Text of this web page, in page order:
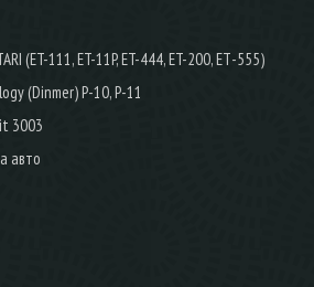
(ET-111, ET-11P, ET-444, ET-200, ЕТ-555)
(Dinmer) Р-10, P-11
3003
авто